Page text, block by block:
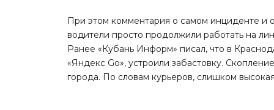
При этом комментария о самом инциденте и
водители просто продолжили работать на
Ранее «Кубань Информ» писал, что в
«Яндекс Go», устроили забастовку.
города. По словам курьеров, слишком